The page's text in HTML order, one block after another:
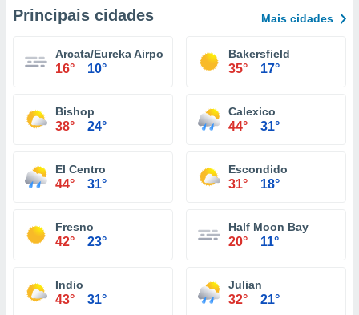
Principais cidades Mais cidades
Arcata/Eureka Airport
16° 10°
Bakersfield
35° 17°
Bishop
38° 24°
Calexico
44° 31°
El Centro
44° 31°
Escondido
31° 18°
Fresno
42° 23°
Half Moon Bay
20° 11°
Indio
43° 31°
Julian
32° 21°